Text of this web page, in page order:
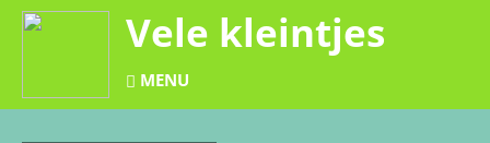
Vele kleintjes
MENU